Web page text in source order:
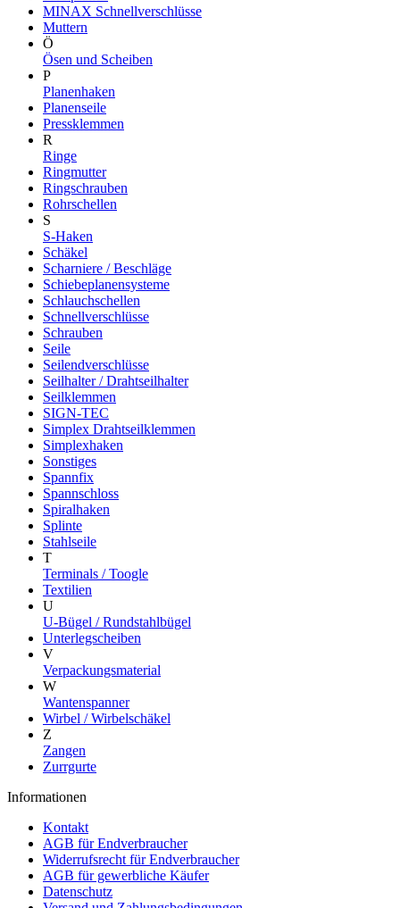
MINAX Schnellverschlüsse
Muttern
Ö
Ösen und Scheiben
P
Planenhaken
Planenseile
Pressklemmen
R
Ringe
Ringmutter
Ringschrauben
Rohrschellen
S
S-Haken
Schäkel
Scharniere / Beschläge
Schiebeplanensysteme
Schlauchschellen
Schnellverschlüsse
Schrauben
Seile
Seilendverschlüsse
Seilhalter / Drahtseilhalter
Seilklemmen
SIGN-TEC
Simplex Drahtseilklemmen
Simplexhaken
Sonstiges
Spannfix
Spannschloss
Spiralhaken
Splinte
Stahlseile
T
Terminals / Toogle
Textilien
U
U-Bügel / Rundstahlbügel
Unterlegscheiben
V
Verpackungsmaterial
W
Wantenspanner
Wirbel / Wirbelschäkel
Z
Zangen
Zurrgurte
Informationen
Kontakt
AGB für Endverbraucher
Widerrufsrecht für Endverbraucher
AGB für gewerbliche Käufer
Datenschutz